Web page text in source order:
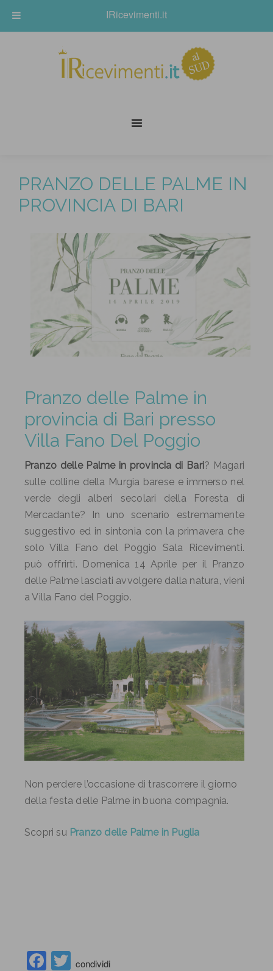
PRANZO DELLE PALME IN
PROVINCIA DI BARI
Pranzo delle Palme in
provincia di Bari presso
Villa Fano Del Poggio
Pranzo delle Palme in provincia di Bari? Magari
sulle colline della Murgia barese e immerso nel
verde degli alberi secolari della Foresta di
Mercadante? In uno scenario estremamente
suggestivo ed in sintonia con la primavera che
solo Villa Fano del Poggio Sala Ricevimenti.
può offrirti. Domenica 14 Aprile per il Pranzo
delle Palme lasciati avvolgere dalla natura, vieni
a Villa Fano del Poggio.
Non perdere l’occasione di trascorrere il giorno
della festa delle Palme in buona compagnia.
Scopri su Pranzo delle Palme in Puglia
FacebookTwitter
condividi
IRicevimenti.it